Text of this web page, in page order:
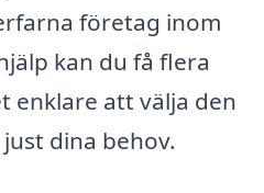
företag inom
kan du få flera
enklare att välja den
dina behov.